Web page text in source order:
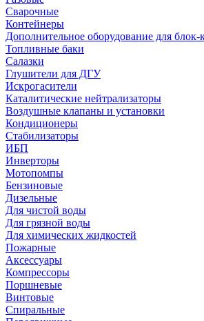
Сварочные
Контейнеры
Дополнительное оборудование для блок-
Топливные баки
Салазки
Глушители для ДГУ
Искрогасители
Каталитические нейтрализаторы
Воздушные клапаны и установки
Кондиционеры
Стабилизаторы
ИБП
Инверторы
Мотопомпы
Бензиновые
Дизельные
Для чистой воды
Для грязной воды
Для химических жидкостей
Пожарные
Аксессуары
Компрессоры
Поршневые
Винтовые
Спиральные